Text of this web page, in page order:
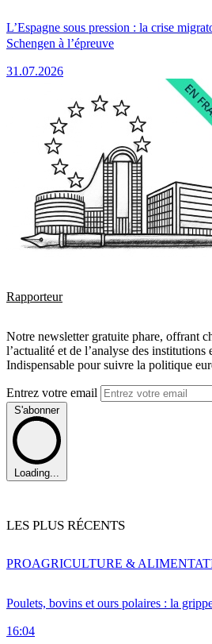
L’Espagne sous pression : la crise
Schengen à l’épreuve
31.07.2026
Rapporteur
Notre newsletter gratuite phare, offrant
l’actualité et de l’analyse des institutions
Indispensable pour suivre la politique
Entrez votre email
S'abonner
Loading...
LES PLUS RÉCENTS
Poulets, bovins et ours polaires : la
16:04
PROAGRICULTURE &